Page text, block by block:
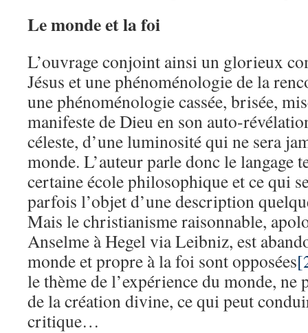
Le monde et la foi
L’ouvrage conjoint ainsi un glorieux
Jésus et une phénoménologie de la
une phénoménologie cassée, brisée,
manifeste de Dieu en son auto-
céleste, d’une luminosité qui ne sera
monde. L’auteur parle donc le langage
certaine école philosophique et ce qui
parfois l’objet d’une description
Mais le christianisme raisonnable,
Anselme à Hegel via Leibniz, est
monde et propre à la foi sont opposées
le thème de l’expérience du monde, ne
de la création divine, ce qui peut
critique…